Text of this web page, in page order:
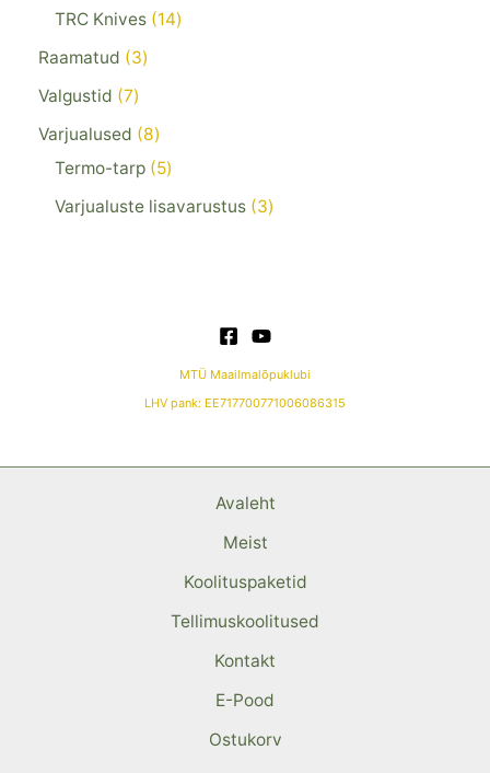
TRC Knives 14
Raamatud
3
Valgustid 7
Varjualused
8
Termo-tarp 5
Varjualuste lisavarustus 3
MTÜ Maailmalõpuklubi
LHV pank: EE717700771006086315
Avaleht
Meist
Koolituspaketid
Tellimuskoolitused
Kontakt
E-Pood
Ostukorv